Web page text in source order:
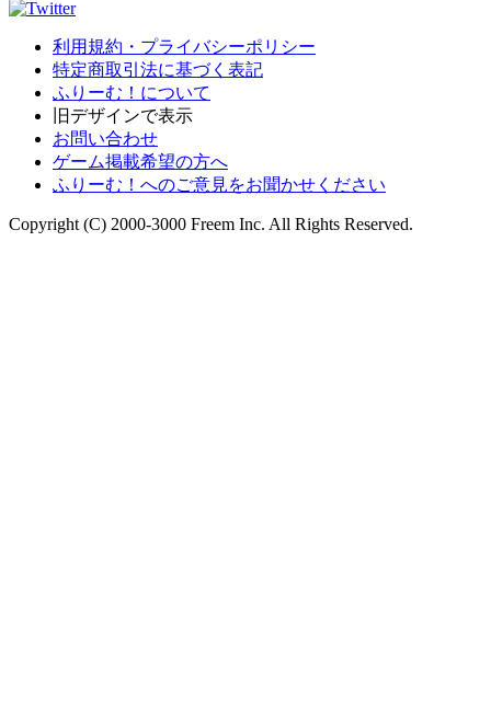
利用規約・プライバシーポリシー
特定商取引法に基づく表記
ふりーむ！について
旧デザインで表示
お問い合わせ
ゲーム掲載希望の方へ
ふりーむ！へのご意見をお聞かせください
Copyright (C) 2000-3000 Freem Inc. All Rights Reserved.